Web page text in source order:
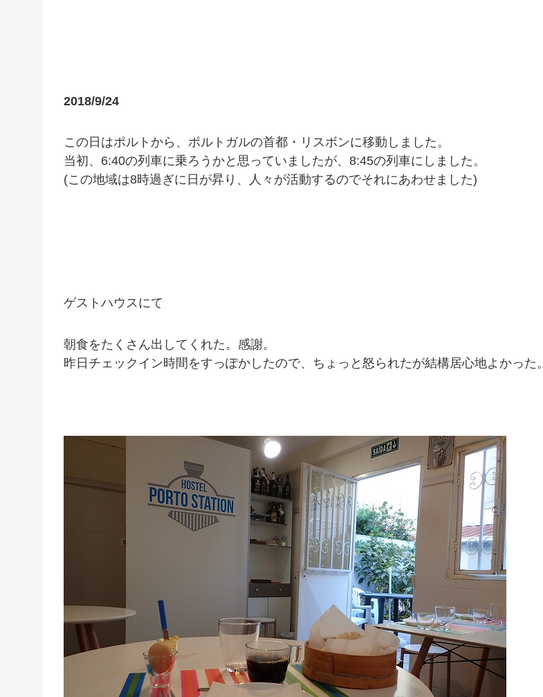
2018/9/24
この日はポルトから、ポルトガルの首都・リスボンに移動しました。
当初、6:40の列車に乗ろうかと思っていましたが、8:45の列車にしました。
(この地域は8時過ぎに日が昇り、人々が活動するのでそれにあわせました)
ゲストハウスにて
朝食をたくさん出してくれた。感謝。
昨日チェックイン時間をすっぽかしたので、ちょっと怒られたが結構居心地よかった。